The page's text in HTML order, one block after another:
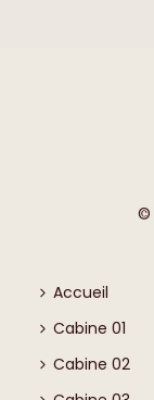
©
Accueil
Cabine 01
Cabine 02